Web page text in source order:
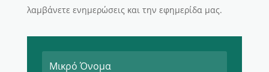
λαμβάνετε ενημερώσεις και την εφημερίδα μας.